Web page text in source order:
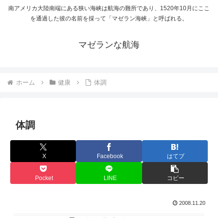
南アメリカ大陸南端にある狭い海峡は航海の難所であり、1520年10月にここ
を通過した彼の名前を採って「マゼラン海峡」と呼ばれる。
マゼランな航海
ホーム 健康 体調
体調
X Facebook はてブ
Pocket LINE コピー
2008.11.20